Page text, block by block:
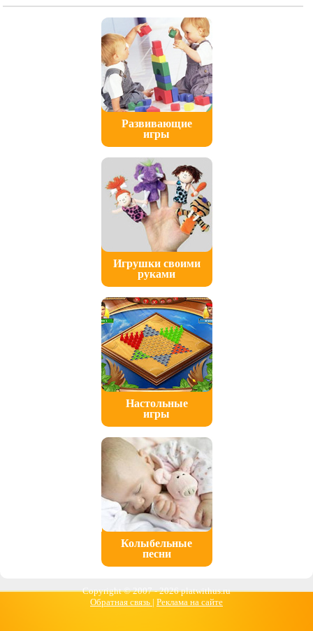
Развивающие
игры
Игрушки своими
руками
Настольные
игры
Колыбельные
песни
Copyright © 2007 -2026 platwithus.ru
Обратная связь | Реклама на сайте